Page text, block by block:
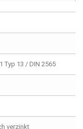
Typ 13 / DIN 2565
verzinkt